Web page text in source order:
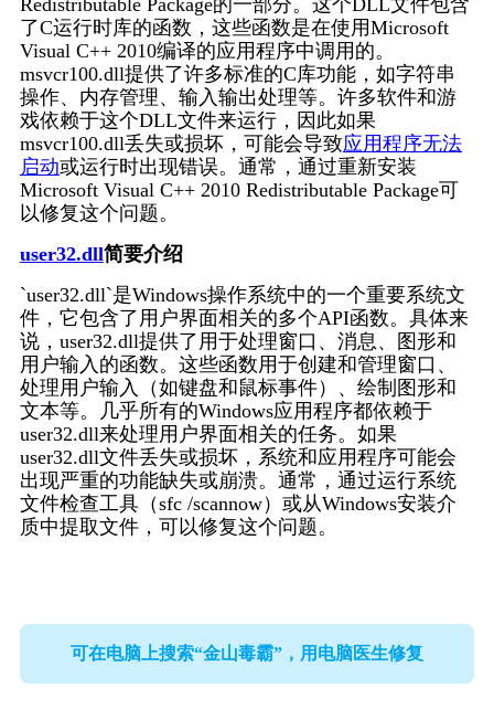
Redistributable Package的一部分。这个DLL文件包含
了C运行时库的函数，这些函数是在使用Microsoft
Visual C++ 2010编译的应用程序中调用的。
msvcr100.dll提供了许多标准的C库功能，如字符串
操作、内存管理、输入输出处理等。许多软件和游
戏依赖于这个DLL文件来运行，因此如果
msvcr100.dll丢失或损坏，可能会导致应用程序无法
启动或运行时出现错误。通常，通过重新安装
Microsoft Visual C++ 2010 Redistributable Package可
以修复这个问题。
user32.dll简要介绍
`user32.dll`是Windows操作系统中的一个重要系统文
件，它包含了用户界面相关的多个API函数。具体来
说，user32.dll提供了用于处理窗口、消息、图形和
用户输入的函数。这些函数用于创建和管理窗口、
处理用户输入（如键盘和鼠标事件）、绘制图形和
文本等。几乎所有的Windows应用程序都依赖于
user32.dll来处理用户界面相关的任务。如果
user32.dll文件丢失或损坏，系统和应用程序可能会
出现严重的功能缺失或崩溃。通常，通过运行系统
文件检查工具（sfc /scannow）或从Windows安装介
质中提取文件，可以修复这个问题。
可在电脑上搜索“金山毒霸”，用电脑医生修复